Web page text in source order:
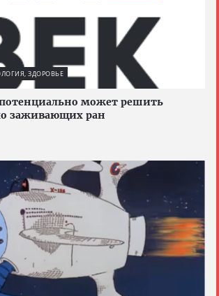
ЗДОРОВЬЕ
может решить
заживающих ран